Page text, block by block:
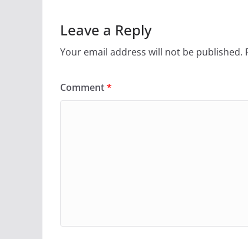
Leave a Reply
Your email address will not be published.
Comment*